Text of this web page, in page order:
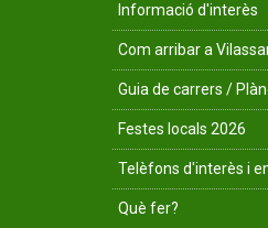
Informació d'interès
Com arribar a
Guia de carrers /
Festes locals 2026
Telèfons d'interès i
Què fer?